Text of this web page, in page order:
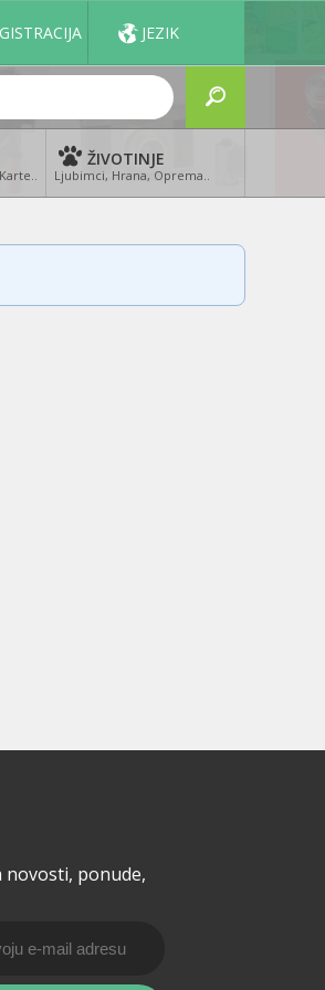
JEZIK
ŽIVOTINJE
Ljubimci, Hrana, Oprema..
novosti, ponude,